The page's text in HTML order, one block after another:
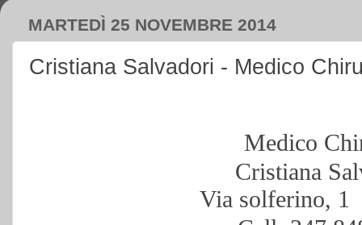
MARTEDÌ 25 NOVEMBRE 2014
Cristiana Salvadori - Medico
Medico
Cristiana
Via solferino,